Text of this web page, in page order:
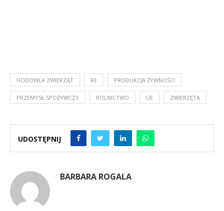
HODOWLA ZWIERZĄT KE PRODUKCJA ŻYWNOŚCI
PRZEMYSŁ SPOŻYWCZY ROLNICTWO UE ZWIERZĘTA
UDOSTĘPNIJ
BARBARA ROGALA